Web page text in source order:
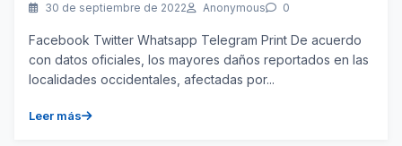
30 de septiembre de 2022 Anonymous 0
Facebook Twitter Whatsapp Telegram Print De acuerdo
con datos oficiales, los mayores daños reportados en las
localidades occidentales, afectadas por...
Leer más